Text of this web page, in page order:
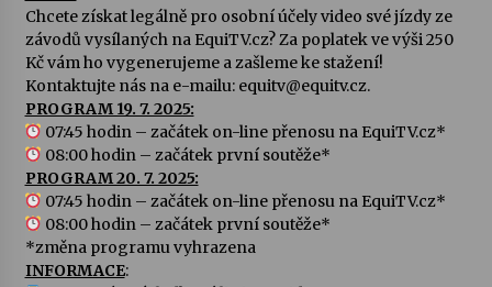
Votavžatský ploty
23. 7. 2026
Letní koncerty ve Stromovce: Rufus Miller
22. 7. 2026
Vysočinka
17. 7. 2026
Chcete získat legálně pro osobní účely video své jízdy ze
závodů vysílaných na EquiTV.cz? Za poplatek ve výši 250
Kč vám ho vygenerujeme a zašleme ke stažení!
Kontaktujte nás na e-mailu: equitv@equitv.cz.
PROGRAM 19. 7. 2025:
07:45 hodin – začátek on-line přenosu na EquiTV.cz*
08:00 hodin – začátek první soutěže*
PROGRAM 20. 7. 2025:
07:45 hodin – začátek on-line přenosu na EquiTV.cz*
08:00 hodin – začátek první soutěže*
*změna programu vyhrazena
INFORMACE: